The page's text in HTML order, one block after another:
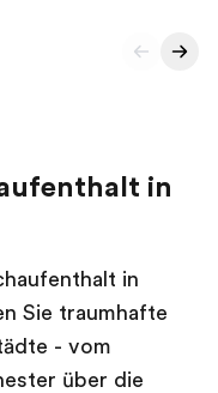
in
in
Sie traumhafte
- vom
über die